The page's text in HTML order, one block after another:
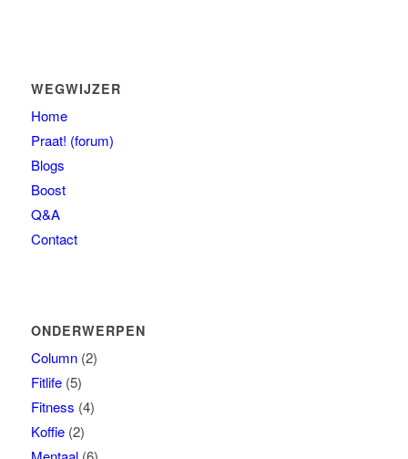
WEGWIJZER
Home
Praat! (forum)
Blogs
Boost
Q&A
Contact
ONDERWERPEN
Column(2)
Fitlife(5)
Fitness (4)
Koffie(2)